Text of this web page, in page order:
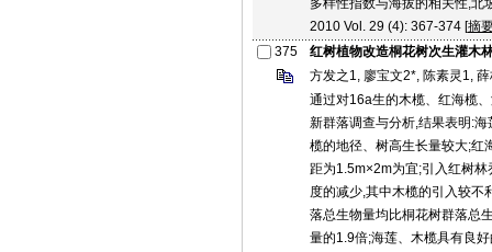
多样性指数与海拔的相关性,北
2010 Vol. 29 (4): 367-374 [摘
375
红树植物改造桐花树次生灌木
方发之1, 廖宝文2*, 陈素灵1,
通过对16a生的木榄、红海榄
新群落调查与分析,结果表明:
榄的地径、树高生长量较大;红
距为1.5m×2m为宜;引入红树
度的减少,其中木榄的引入较不
落总生物量均比桐花树群落总
量的1.9倍;海莲、木榄具有良